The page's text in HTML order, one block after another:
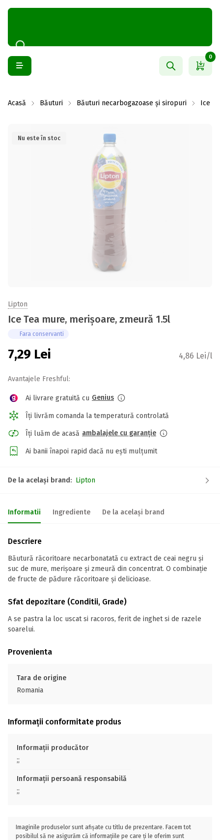
0
Acasă Băuturi Băuturi necarbogazoase și siropuri Ice
Nu este în stoc
Lipton
Ice Tea mure, merișoare, zmeură 1.5l
Fara conservanti
7,29 Lei 4,86 Lei/l
Avantajele Freshful:
Ai livrare gratuită cu Genius
Îți livrăm comanda la temperatură controlată
Îți luăm de acasă ambalajele cu garanție
Ai banii înapoi rapid dacă nu ești mulțumit
De la același brand: Lipton
Informatii Ingrediente De la același brand
Descriere
Băutură răcoritoare necarbonatată cu extract de ceai negru și
suc de mure, merișoare și zmeură din concentrat. O combinație
de fructe de pădure răcoritoare și delicioase.
Sfat depozitare (Conditii, Grade)
A se pastra la loc uscat si racoros, ferit de inghet si de razele
soarelui.
Provenienta
Tara de origine
Romania
Informații conformitate produs
Informații producător
;;
Informații persoană responsabilă
;;
Imaginile produselor sunt afișate cu titlu de prezentare. Facem tot
posibilul să ne asigurăm că informațiile pe care ți le oferim sunt